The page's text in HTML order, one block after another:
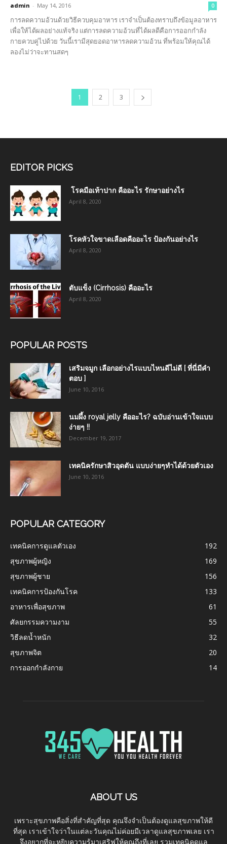
admin - May 14, 2016 0
การลดความอ้วนด้วยวิธีควบคุมอาหาร เราจำเป็นต้องทราบถึงข้อมูลอาหาร
เพื่อให้ได้ผลอย่างแท้จริง แต่การลดความอ้วนที่ได้ผลดีคือการออกกำลัง
กายควบคู่ไปด้วย วันนี้เรามีสุดยอดอาหารลดความอ้วน ที่พร้อมให้คุณได้
ลองไม่ว่าจะทานสดๆ
1 2 3
EDITOR PICKS
โรคมือเท้าปาก คืออะไร รักษาอย่างไร
April 8, 2020
โรคหัวใจขาดเลือดคืออะไร ป้องกันอย่างไร
April 8, 2020
ตับแข็ง (Cirrhosis) คืออะไร
April 8, 2020
POPULAR POSTS
เสริมจมูก เลือกอย่างไรแบบไหนดีไม่ดี [ ที่นี่มีคำ
ตอบ ]
June 10, 2016
นมผึ้ง royal jelly คืออะไร? ฉบับอ่านเข้าใจแบบ
ง่ายๆ !!
December 19, 2017
เทคนิครักษาสิวอุดตัน แบบง่ายๆทำได้ด้วยตัวเอง
June 10, 2016
POPULAR CATEGORY
เทคนิคการดูแลตัวเอง
192
สุขภาพผู้หญิง
169
สุขภาพผู้ชาย
156
เทคนิคการป้องกันโรค
133
อาหารเพื่อสุขภาพ
61
ศัลยกรรมความงาม
55
วิธีลดน้ำหนัก
32
สุขภาพจิต
20
การออกกำลังกาย
14
ABOUT US
เพราะสุขภาพคือสิ่งที่สำคัญที่สุด คุณจึงจำเป็นต้องดูแลสุขภาพให้ดี
ที่สุด เราเข้าใจว่าในแต่ละวันคุณไม่ค่อยมีเวลาดูแลสุขภาพเลย เรา
จึงอยากที่จะหยิบความรู้มาเสริฟให้คุณถึงที่เลย รวมเทคนิคดูแล